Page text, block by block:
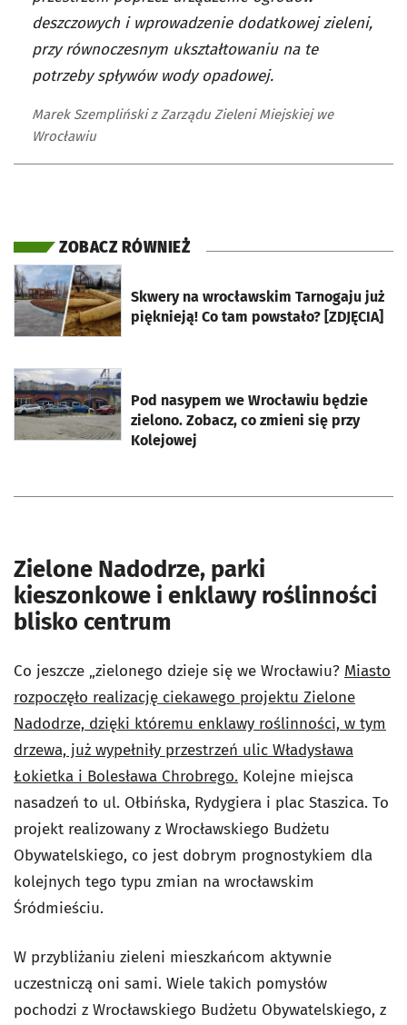
deszczowych i wprowadzenie dodatkowej zieleni,
przy równoczesnym ukształtowaniu na te
potrzeby spływów wody opadowej.
Marek Szempliński z Zarządu Zieleni Miejskiej we
Wrocławiu
ZOBACZ RÓWNIEŻ
Skwery na wrocławskim Tarnogaju już
pięknieją! Co tam powstało? [ZDJĘCIA]
otworzy się w nowej karcie
Pod nasypem we Wrocławiu będzie
zielono. Zobacz, co zmieni się przy
Kolejowej
otworzy się w nowej karcie
Zielone Nadodrze, parki
kieszonkowe i enklawy roślinności
blisko centrum
Co jeszcze „zielonego dzieje się we Wrocławiu? Miasto
rozpoczęło realizację ciekawego projektu Zielone
Nadodrze, dzięki któremu enklawy roślinności, w tym
drzewa, już wypełniły przestrzeń ulic Władysława
Łokietka i Bolesława Chrobrego. Kolejne miejsca
nasadzeń to ul. Ołbińska, Rydygiera i plac Staszica. To
projekt realizowany z Wrocławskiego Budżetu
Obywatelskiego, co jest dobrym prognostykiem dla
kolejnych tego typu zmian na wrocławskim
Śródmieściu.
W przybliżaniu zieleni mieszkańcom aktywnie
uczestniczą oni sami. Wiele takich pomysłów
pochodzi z Wrocławskiego Budżetu Obywatelskiego, z